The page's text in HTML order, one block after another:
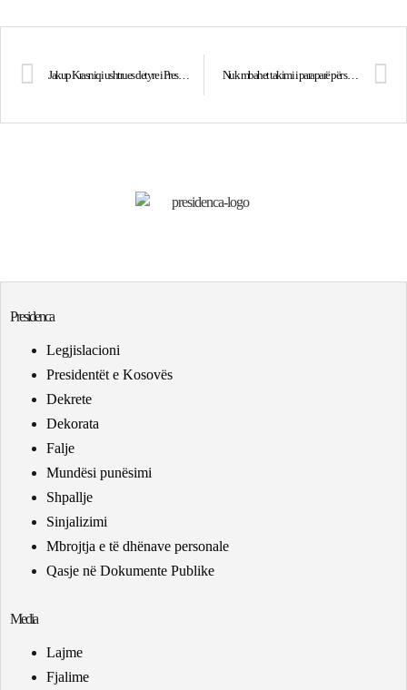
Jakup Krasniqi ushtrues detyre i Presidentit të Kosovës Nuk mbahet takimi i paraparë për sot në Zyrën e Presidentit
Presidenca
Legjislacioni
Presidentët e Kosovës
Dekrete
Dekorata
Falje
Mundësi punësimi
Shpallje
Sinjalizimi
Mbrojtja e të dhënave personale
Qasje në Dokumente Publike
Media
Lajme
Fjalime